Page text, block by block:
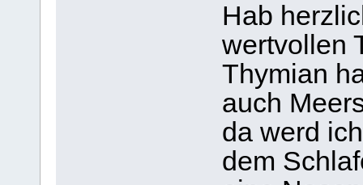
Hab
wertvollen
Thymian
auch
da werd
dem